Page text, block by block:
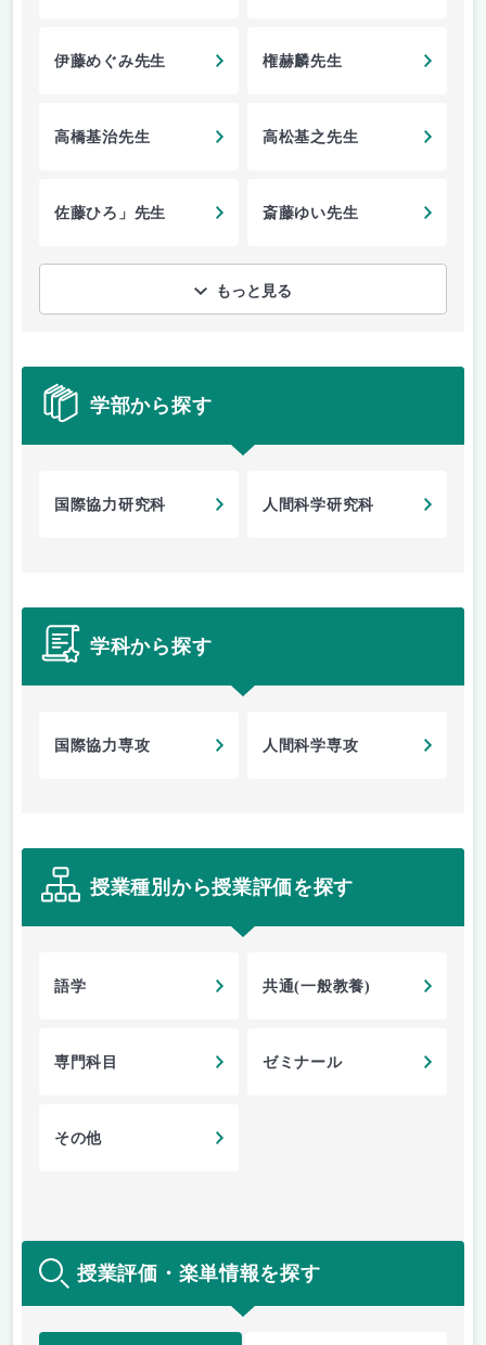
伊藤めぐみ先生 権赫麟先生
高橋基治先生 高松基之先生
佐藤ひろ」先生 斎藤ゆい先生
もっと見る
学部から探す
国際協力研究科 人間科学研究科
学科から探す
国際協力専攻 人間科学専攻
授業種別から授業評価を探す
語学 共通(一般教養)
専門科目 ゼミナール
その他
授業評価・楽単情報を探す